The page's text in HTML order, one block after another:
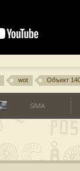
wot Объект
SIMA